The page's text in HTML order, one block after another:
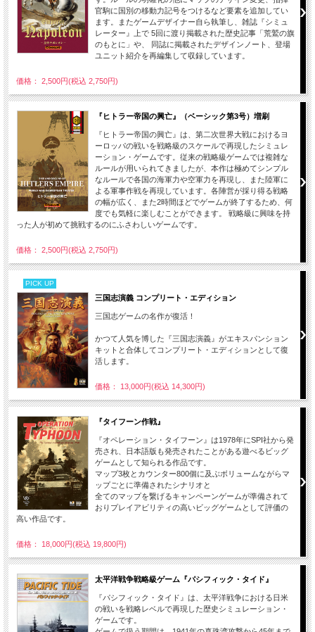
官駒に国別の移動力記号をつけるなど要素を追加してい
ます。またゲームデザイナー自ら執筆し、雑誌『シミュ
レーター』上で 5回に渡り掲載された歴史記事「荒鷲の旗
のもとに」や、 同誌に掲載されたデザインノート、登場
ユニット紹介を再編集して収録しています。
価格： 2,500円(税込 2,750円)
『ヒトラー帝国の興亡』（ベーシック第3号）増刷
『ヒトラー帝国の興亡』は、第二次世界大戦におけるヨ
ーロッパの戦いを戦略級のスケールで再現したシミュレ
ーション・ゲームです。従来の戦略級ゲームでは複雑な
ルールが用いられてきましたが、本作は極めてシンプル
なルールで各国の海軍力や空軍力を再現し、また陸軍に
よる軍事作戦を再現しています。各陣営が採り得る戦略
の幅が広く、また2時間ほどでゲームが終了するため、何
度でも気軽に楽しむことができます。 戦略級に興味を持
った人が初めて挑戦するのにふさわしいゲームです。
価格： 2,500円(税込 2,750円)
PICK UP
三国志演義 コンプリート・エディション
三国志ゲームの名作が復活！
かつて人気を博した『三国志演義』がエキスパンション
キットと合体してコンプリート・エディションとして復
活します。
価格： 13,000円(税込 14,300円)
『タイフーン作戦』
『オペレーション・タイフーン』は1978年にSPI社から発
売され、日本語版も発売されたことがある遊べるビッグ
ゲームとして知られる作品です。
マップ3枚とカウンター800個に及ぶボリュームながらマ
ップごとに準備されたシナリオと
全てのマップを繋げるキャンペーンゲームが準備されて
おりプレイアビリティの高いビッグゲームとして評価の
高い作品です。
価格： 18,000円(税込 19,800円)
太平洋戦争戦略級ゲーム『パシフィック・タイド』
『パシフィック・タイド』は、太平洋戦争における日米
の戦いを戦略レベルで再現した歴史シミュレーション・
ゲームです。